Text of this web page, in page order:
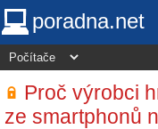
poradna.net
Proč výrobci
ze smartphonů